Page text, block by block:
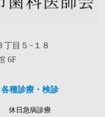
丁目５−１８
6F
各種診療・検診
休日急病診療